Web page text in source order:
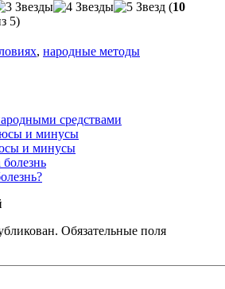
(10
5)
, народные методы
средствами
и минусы
Обязательные поля